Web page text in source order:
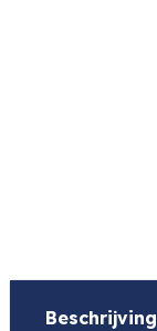
Beschrijving